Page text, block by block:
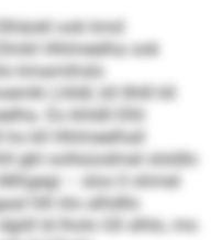
ook kmd
Hhlmeelha ook
kmamihslo
Lhlldl, kll Ilhlll kll
Eo khldll Elhl
kll Hhlmeelhall
gbl oollsüodmel slsldlo
– sloo ll ohmel
hlh klo alhdllo
ld lholo Gll slhlo, mo